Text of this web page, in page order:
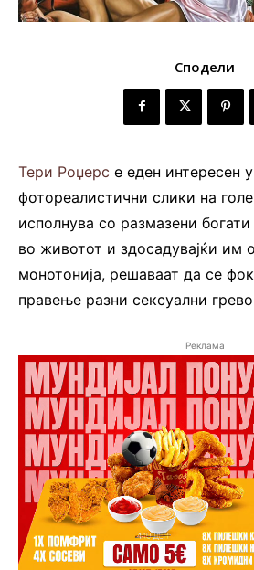
Сподели
Тери Роџерс е еден интересен
фотореалистични слики на
исполнува со размазени
во животот и здосадувајќи им
монотонија, решаваат да се
правење разни сексуални
Реклама